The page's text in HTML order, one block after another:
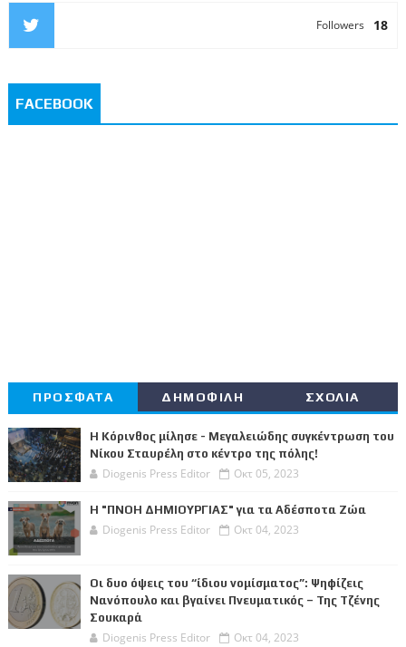
18
Followers
FACEBOOK
ΠΡΟΣΦΑΤΑ ΔΗΜΟΦΙΛΗ ΣΧΟΛΙΑ
Η Κόρινθος μίλησε - Μεγαλειώδης συγκέντρωση του
Νίκου Σταυρέλη στο κέντρο της πόλης!
Diogenis Press Editor Οκτ 05, 2023
Η "ΠΝΟΗ ΔΗΜΙΟΥΡΓΙΑΣ" για τα Αδέσποτα Ζώα
Diogenis Press Editor Οκτ 04, 2023
Οι δυο όψεις του “ίδιου νομίσματος”: Ψηφίζεις
Νανόπουλο και βγαίνει Πνευματικός – Της Τζένης
Σουκαρά
Diogenis Press Editor Οκτ 04, 2023